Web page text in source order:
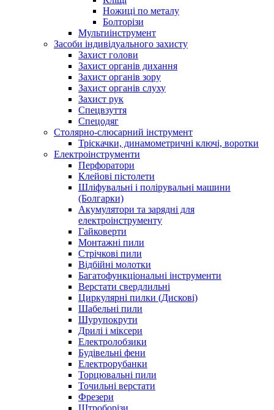
Ножиці по металу
Болторізи
Мультиінструмент
Засоби індивідуального захисту
Захист голови
Захист органів дихання
Захист органів зору
Захист органів слуху
Захист рук
Спецвзуття
Спецодяг
Столярно-слюсарний інструмент
Тріскачки, динамометричні ключі, воротки
Електроінструменти
Перфоратори
Клейові пістолети
Шліфувальні і полірувальні машини
(Болгарки)
Акумулятори та зарядні для
електроінструменту
Гайковерти
Монтажні пили
Стрічкові пили
Відбійні молотки
Багатофункціональні інструменти
Верстати свердлильні
Циркулярні пилки (Дискові)
Шабельні пили
Шурупокрути
Дрилі і міксери
Електролобзики
Будівельні фени
Електрорубанки
Торцювальні пили
Точильні верстати
Фрезери
Штроборізи